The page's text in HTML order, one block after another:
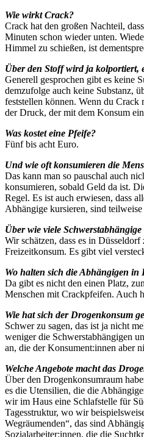
Wie wirkt Crack?
Crack hat den großen Nachteil,
Minuten schon wieder unten.
Himmel zu schießen, ist
Über den Stoff wird ja kolportiert,
Generell gesprochen gibt es keine
demzufolge auch keine Substanz,
feststellen können. Wenn du Crack
der Druck, der mit dem Konsum
Was kostet eine Pfeife?
Fünf bis acht Euro.
Und wie oft konsumieren die
Das kann man so pauschal auch
konsumieren, sobald Geld da ist.
Regel. Es ist auch erwiesen, dass
Abhängige kursieren, sind
Über wie viele
Wir schätzen, dass es in
Freizeitkonsum. Es gibt viel
Wo halten sich die Abhängigen in
Da gibt es nicht den einen Platz,
Menschen mit Crackpfeifen. Auch
Wie hat sich der Drogenkonsum
Schwer zu sagen, das ist ja nicht
weniger die Schwerstabhängigen
an, die der Konsument:innen aber
Welche Angebote macht das
Über den Drogenkonsumraum
es die Utensilien, die die
wir im Haus eine Schlafstelle für
Tagesstruktur, wo wir
Wegräumenden“, das sind
Sozialarbeiter:innen, die die